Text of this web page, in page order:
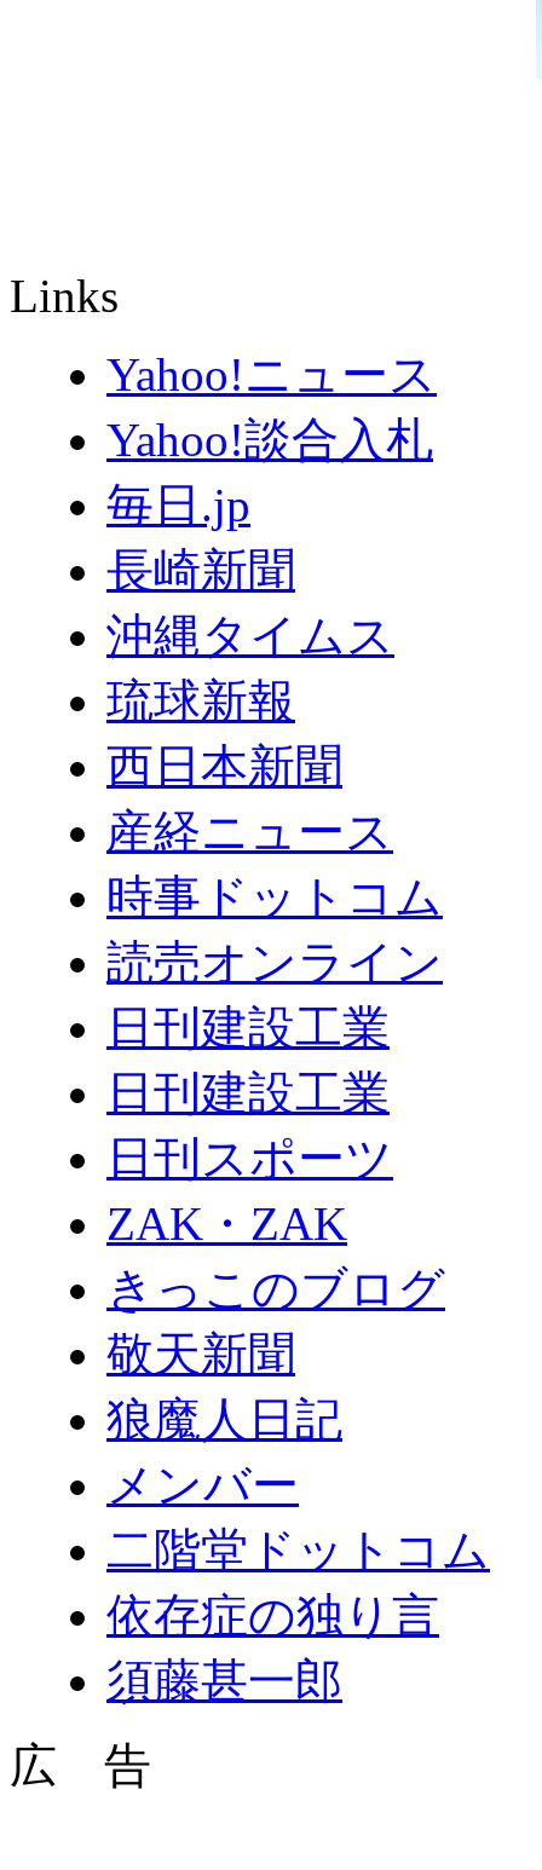
Links
Yahoo!ニュース
Yahoo!談合入札
毎日.jp
長崎新聞
沖縄タイムス
琉球新報
西日本新聞
産経ニュース
時事ドットコム
読売オンライン
日刊建設工業
日刊建設工業
日刊スポーツ
ZAK・ZAK
きっこのブログ
敬天新聞
狼魔人日記
メンバー
二階堂ドットコム
依存症の独り言
須藤甚一郎
広 告